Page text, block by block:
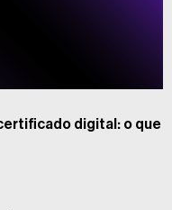
digital: o que